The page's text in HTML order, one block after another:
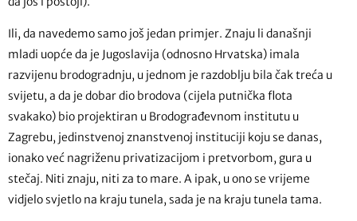
Ili, da navedemo samo još jedan primjer. Znaju li današnji
mladi uopće da je Jugoslavija (odnosno Hrvatska) imala
razvijenu brodogradnju, u jednom je razdoblju bila čak treća u
svijetu, a da je dobar dio brodova (cijela putnička flota
svakako) bio projektiran u Brodograđevnom institutu u
Zagrebu, jedinstvenoj znanstvenoj instituciji koju se danas,
ionako već nagriženu privatizacijom i pretvorbom, gura u
stečaj. Niti znaju, niti za to mare. A ipak, u ono se vrijeme
vidjelo svjetlo na kraju tunela, sada je na kraju tunela tama.